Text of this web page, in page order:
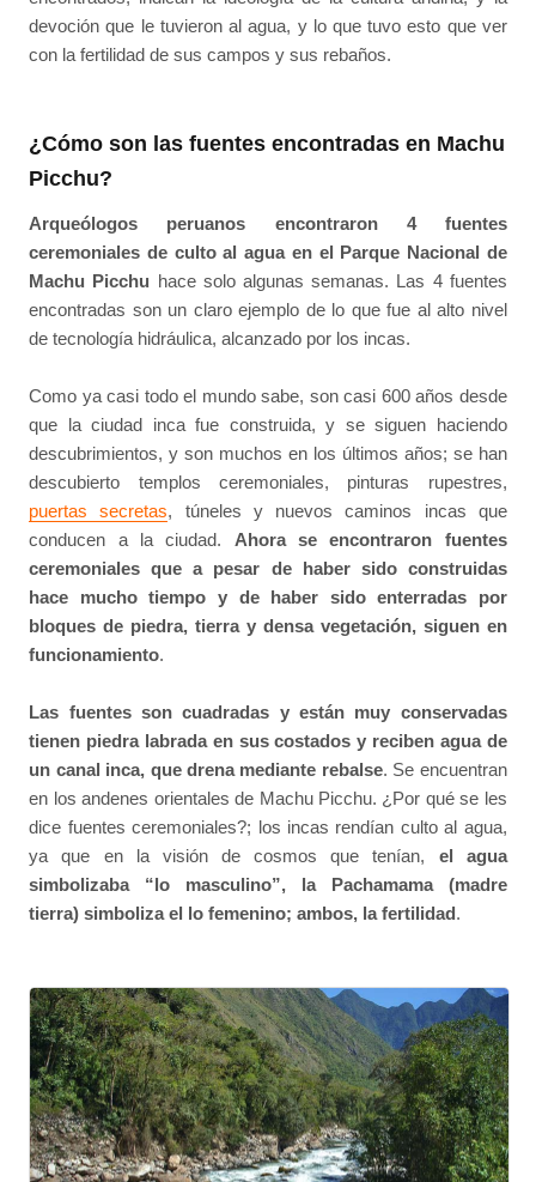
devoción que le tuvieron al agua, y lo que tuvo esto que ver
con la fertilidad de sus campos y sus rebaños.
¿Cómo son las fuentes encontradas en Machu
Picchu?
Arqueólogos peruanos encontraron 4 fuentes
ceremoniales de culto al agua en el Parque Nacional de
Machu Picchu hace solo algunas semanas. Las 4 fuentes
encontradas son un claro ejemplo de lo que fue al alto nivel
de tecnología hidráulica, alcanzado por los incas.
Como ya casi todo el mundo sabe, son casi 600 años desde
que la ciudad inca fue construida, y se siguen haciendo
descubrimientos, y son muchos en los últimos años; se han
descubierto templos ceremoniales, pinturas rupestres,
puertas secretas, túneles y nuevos caminos incas que
conducen a la ciudad. Ahora se encontraron fuentes
ceremoniales que a pesar de haber sido construidas
hace mucho tiempo y de haber sido enterradas por
bloques de piedra, tierra y densa vegetación, siguen en
funcionamiento.
Las fuentes son cuadradas y están muy conservadas
tienen piedra labrada en sus costados y reciben agua de
un canal inca, que drena mediante rebalse. Se encuentran
en los andenes orientales de Machu Picchu. ¿Por qué se les
dice fuentes ceremoniales?; los incas rendían culto al agua,
ya que en la visión de cosmos que tenían, el agua
simbolizaba “lo masculino”, la Pachamama (madre
tierra) simboliza el lo femenino; ambos, la fertilidad.